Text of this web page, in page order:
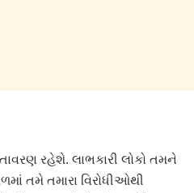
રહેશે. લાભકારી લોકો તમને
તમે તમારા વિરોધીઓથી